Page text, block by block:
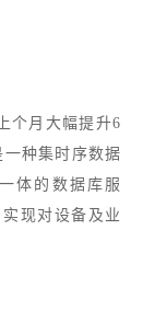
个月大幅提升6
一种集时序数据
体的数据库服
现对设备及业